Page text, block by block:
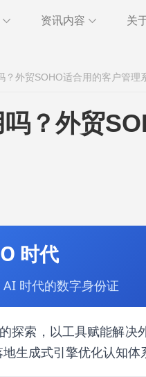
资讯内容 关
？外贸SOHO适合用的客户管理
？外贸
时代
时代的数字身份证
探索，以工具赋能解决
生成式引擎优化认知体